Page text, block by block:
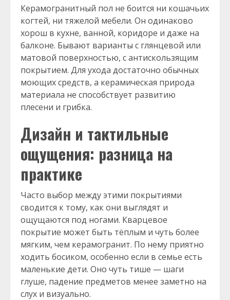
Керамогранитный пол не боится ни кошачьих
когтей, ни тяжелой мебели. Он одинаково
хорош в кухне, ванной, коридоре и даже на
балконе. Бывают варианты с глянцевой или
матовой поверхностью, с антискользящим
покрытием. Для ухода достаточно обычных
моющих средств, а керамическая природа
материала не способствует развитию
плесени и грибка.
Дизайн и тактильные
ощущения: разница на
практике
Часто выбор между этими покрытиями
сводится к тому, как они выглядят и
ощущаются под ногами. Кварцевое
покрытие может быть тёплым и чуть более
мягким, чем керамогранит. По нему приятно
ходить босиком, особенно если в семье есть
маленькие дети. Оно чуть тише — шаги
глуше, падение предметов менее заметно на
слух и визуально.